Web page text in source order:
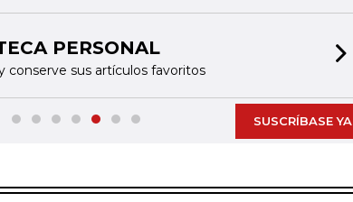
PERSONAL
conserve sus artículos favoritos
SUSCRÍBASE YA